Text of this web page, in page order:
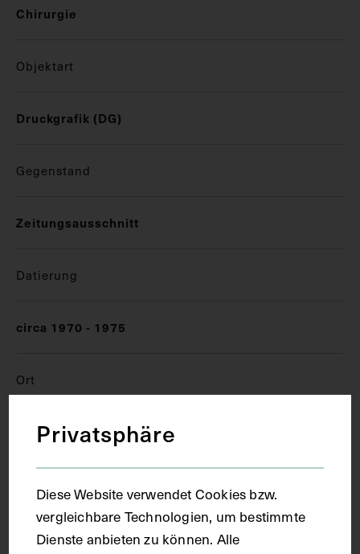
Chirurgie
Objektart
Druckgrafik (DG)
Gegenstand
Zeitungsausschnitt
Datierung
circa 1970 - 1975
Ort
Wien
Papier
Privatsphäre
Diese Website verwendet Cookies bzw.
vergleichbare Technologien, um bestimmte
Dienste anbieten zu können. Alle